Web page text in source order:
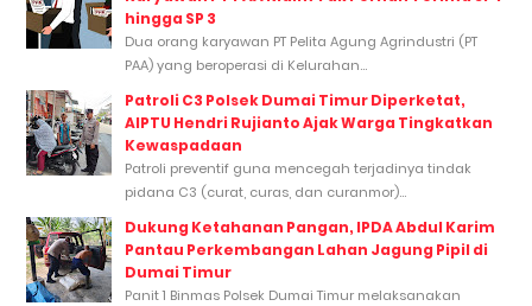
hingga SP 3
Dua orang karyawan PT Pelita Agung Agrindustri (PT
PAA) yang beroperasi di Kelurahan...
Patroli C3 Polsek Dumai Timur Diperketat,
AIPTU Hendri Rujianto Ajak Warga Tingkatkan
Kewaspadaan
Patroli preventif guna mencegah terjadinya tindak
pidana C3 (curat, curas, dan curanmor)...
Dukung Ketahanan Pangan, IPDA Abdul Karim
Pantau Perkembangan Lahan Jagung Pipil di
Dumai Timur
Panit 1 Binmas Polsek Dumai Timur melaksanakan